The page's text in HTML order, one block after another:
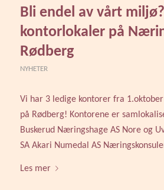
Bli endel av vårt
kontorlokaler på
Rødberg
NYHETER
Vi har 3 ledige kontorer fra
på Rødberg! Kontorene er
Buskerud Næringshage AS Nore og
SA Akari Numedal AS
Les mer